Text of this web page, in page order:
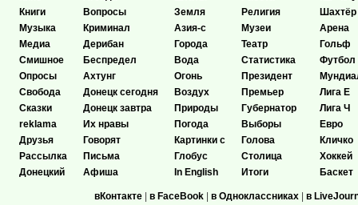
Книги
Музыка
Медиа
Смишное
Опросы
Свобода
Сказки
reklama
Друзья
Рассылка
Донецкий
Вопросы
Криминал
Дерибан
Беспредел
Ахтунг
Донецк сегодня
Донецк завтра
Их нравы
Говорят
Письма
Афиша
Земля
Азия-с
Города
Вода
Огонь
Воздух
Природы
Погода
Картинки с
Глобус
In English
Религия
Музеи
Театр
Статистика
Президент
Премьер
Губернатор
Выборы
Голова
Столица
Итоги
Шахтёр
Арена
Гольф
Футбол
Лига Е
Лига Ч
Евро
Кличко
Хоккей
Баскет
вКонтакте в FaceBook в Одноклассниках в